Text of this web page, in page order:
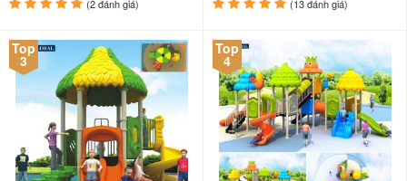
(2 đánh giá) (13 đánh giá)
Top
3
Top
4